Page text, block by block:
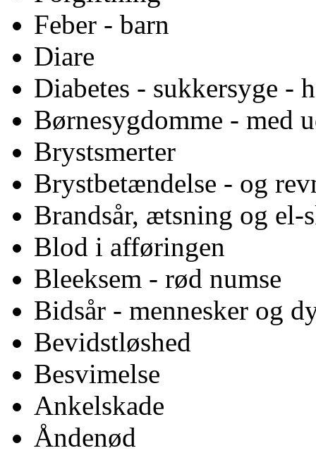
Feber - barn
Diare
Diabetes - sukkersyge -
Børnesygdomme - med
Brystsmerter
Brystbetændelse - og
Brandsår, ætsning og el-
Blod i afføringen
Bleeksem - rød numse
Bidsår - mennesker og
Bevidstløshed
Besvimelse
Ankelskade
Åndenød